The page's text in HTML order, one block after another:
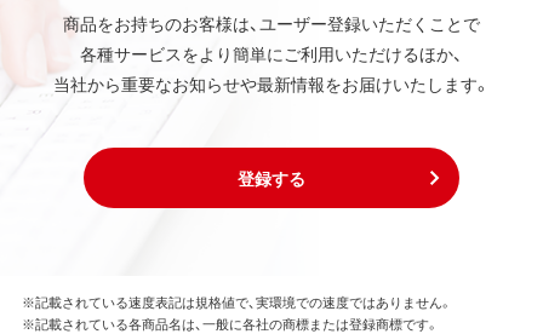
商品をお持ちのお客様は、ユーザー登録いただくことで
各種サービスをより簡単にご利用いただけるほか、
当社から重要なお知らせや最新情報をお届けいたします。
登録する
※記載されている速度表記は規格値で、実環境での速度ではありません。
※記載されている各商品名は、一般に各社の商標または登録商標です。